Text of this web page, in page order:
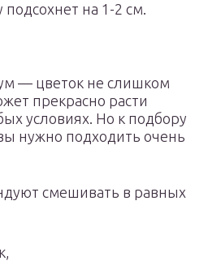
подсохнет на 1-2 см.
— цветок не слишком
прекрасно расти
условиях. Но к подбору
нужно подходить очень
смешивать в равных